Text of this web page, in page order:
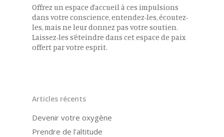
Offrez un espace d’accueil à ces impulsions
dans votre conscience, entendez-les, écoutez-
les, mais ne leur donnez pas votre soutien.
Laissez-les s’éteindre dans cet espace de paix
offert par votre esprit.
Articles récents
Devenir votre oxygène
Prendre de l’altitude